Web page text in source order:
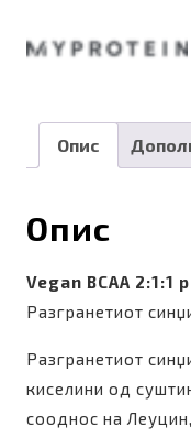
Опис
Опис
Vegan BCAA 2:1:1
Разгранетиот
Разгранетиот
киселини од
сооднос на